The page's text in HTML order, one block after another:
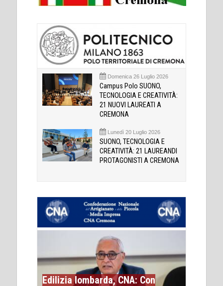
Domenica 26 Luglio 2026
Campus Polo SUONO,
TECNOLOGIA E CREATIVITÀ:
21 NUOVI LAUREATI A
CREMONA
Lunedì 20 Luglio 2026
SUONO, TECNOLOGIA E
CREATIVITÀ: 21 LAUREANDI
PROTAGONISTI A CREMONA
Edilizia lombarda, CNA: Con